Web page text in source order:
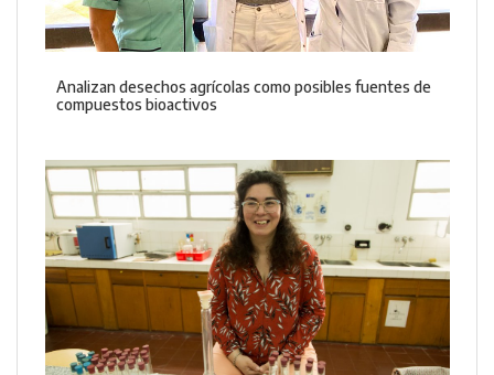
Analizan desechos agrícolas como posibles fuentes de
compuestos bioactivos